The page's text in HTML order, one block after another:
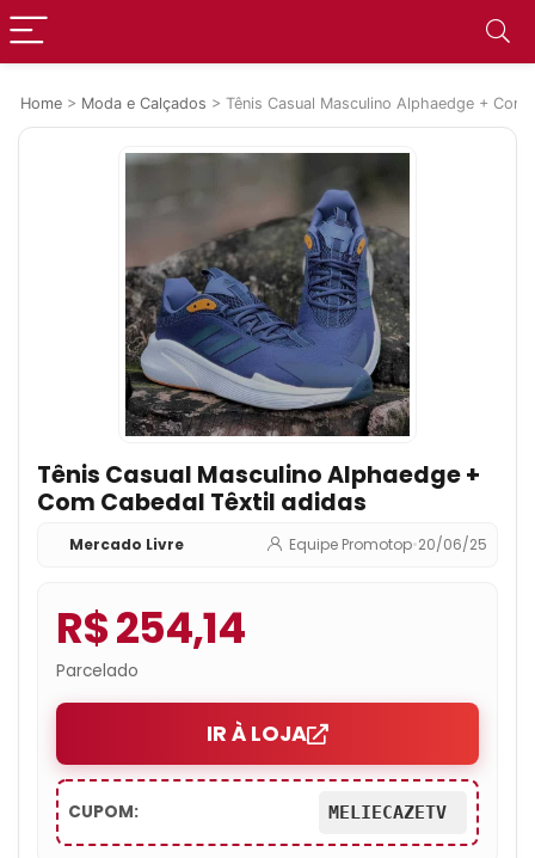
Home > Moda e Calçados > Tênis Casual Masculino Alphaedge + Com
Tênis Casual Masculino Alphaedge +
Com Cabedal Têxtil adidas
Mercado Livre Equipe Promotop•20/06/25
R$ 254,14
Parcelado
IR À LOJA
CUPOM: MELIECAZETV